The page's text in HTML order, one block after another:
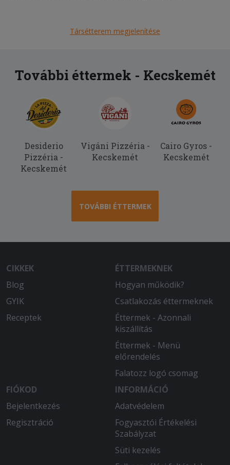
Társétterem megjelenítése
További éttermek - Kecskemét
Desiderio
Pizzéria -
Kecskemét
Vigáni Pizzéria -
Kecskemét
Cairo Gyros -
Kecskemét
TOVÁBBI ÉTTERMEK
CIKKEK
Blog
GYIK
Receptek
ÉTTERMEKNEK
Hogyan működik?
Csatlakozás éttermeknek
Éttermek - Azonnali
kiszállítás
Éttermek - Menü
előrendelés
Falatozz logó csomag
FIÓKOD
Bejelentkezés
Regisztráció
INFORMÁCIÓ
Adatvédelem
Fogyasztói Értékelési
Szabályzat
Süti kezelés